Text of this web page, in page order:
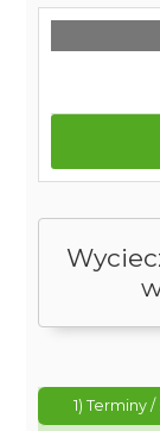
1) Terminy